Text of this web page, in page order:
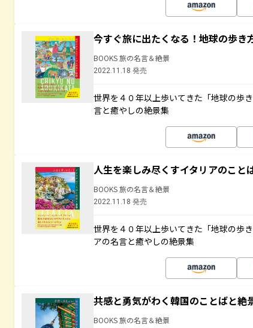
今すぐ旅に出たくなる！地球の歩き
BOOKS 旅の名言＆絶景
2022.11.18 発売
世界を４０年以上歩いてきた「地球の歩
言と癒やしの絶景集
人生を楽しみ尽くすイタリアのこと
BOOKS 旅の名言＆絶景
2022.11.18 発売
世界を４０年以上歩いてきた「地球の歩
アの名言と癒やしの絶景集
共感と勇気がわく韓国のことばと絶
BOOKS 旅の名言＆絶景